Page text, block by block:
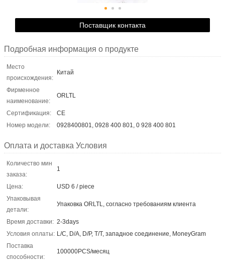
Поставщик контакта
Подробная информация о продукте
Место
происхождения:
Китай
Фирменное
наименование:
ORLTL
Сертификация:
CE
Номер модели:
0928400801, 0928 400 801, 0 928 400 801
Оплата и доставка Условия
Количество мин
заказа:
1
Цена:
USD 6 / piece
Упаковывая
детали:
Упаковка ORLTL, согласно требованиям клиента
Время доставки: 2-3days
Условия оплаты: L/C, D/A, D/P, T/T, западное соединение, MoneyGram
Поставка
способности:
100000PCS/месяц